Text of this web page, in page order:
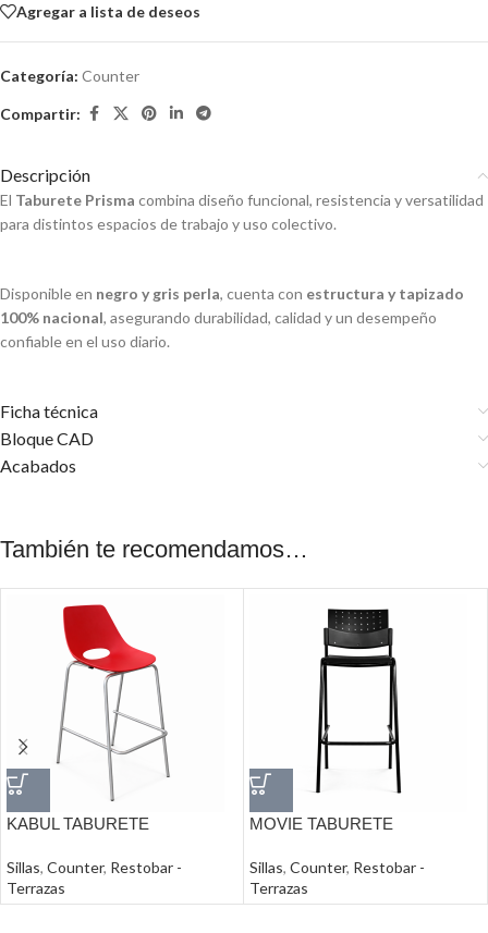
Agregar a lista de deseos
Categoría: Counter
Compartir:
Descripción
El Taburete Prisma combina diseño funcional, resistencia y versatilidad
para distintos espacios de trabajo y uso colectivo.
Disponible en negro y gris perla, cuenta con estructura y tapizado
100% nacional, asegurando durabilidad, calidad y un desempeño
confiable en el uso diario.
Ficha técnica
Bloque CAD
Acabados
También te recomendamos…
KABUL TABURETE
Sillas, Counter, Restobar -
Terrazas
MOVIE TABURETE
Sillas, Counter, Restobar -
Terrazas